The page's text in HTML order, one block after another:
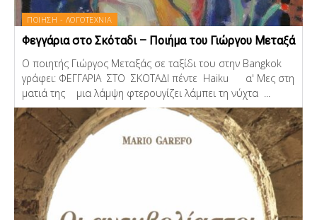
ΠΟΙΗΣΗ - ΛΟΓΟΤΕΧΝΙΑ
Φεγγάρια στο Σκόταδι – Ποιήμα του Γιώργου Μεταξά
Ο ποιητής Γιώργος Μεταξάς σε ταξίδι του στην Bangkok
γράφει: ΦΕΓΓΑΡΙΑ ΣΤΟ ΣΚΟΤΑΔΙ πέντε Haiku α' Μες στη
ματιά της μια λάμψη φτερουγίζει λάμπει τη νύχτα ...